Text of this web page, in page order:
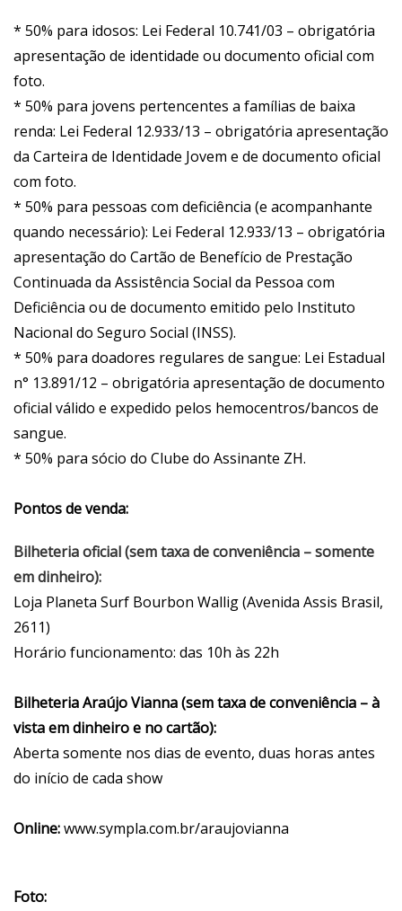
* 50% para idosos: Lei Federal 10.741/03 – obrigatória
apresentação de identidade ou documento oficial com
foto.
* 50% para jovens pertencentes a famílias de baixa
renda: Lei Federal 12.933/13 – obrigatória apresentação
da Carteira de Identidade Jovem e de documento oficial
com foto.
* 50% para pessoas com deficiência (e acompanhante
quando necessário): Lei Federal 12.933/13 – obrigatória
apresentação do Cartão de Benefício de Prestação
Continuada da Assistência Social da Pessoa com
Deficiência ou de documento emitido pelo Instituto
Nacional do Seguro Social (INSS).
* 50% para doadores regulares de sangue: Lei Estadual
n° 13.891/12 – obrigatória apresentação de documento
oficial válido e expedido pelos hemocentros/bancos de
sangue.
* 50% para sócio do Clube do Assinante ZH.
Pontos de venda:
Bilheteria oficial (sem taxa de conveniência – somente
em dinheiro):
Loja Planeta Surf Bourbon Wallig (Avenida Assis Brasil,
2611)
Horário funcionamento: das 10h às 22h
Bilheteria Araújo Vianna (sem taxa de conveniência – à
vista em dinheiro e no cartão):
Aberta somente nos dias de evento, duas horas antes
do início de cada show
Online:www.sympla.com.br/araujovianna
Foto: